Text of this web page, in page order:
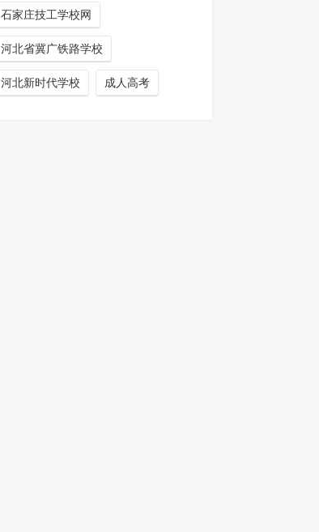
石家庄技工学校网
河北省冀广铁路学校
河北新时代学校 成人高考